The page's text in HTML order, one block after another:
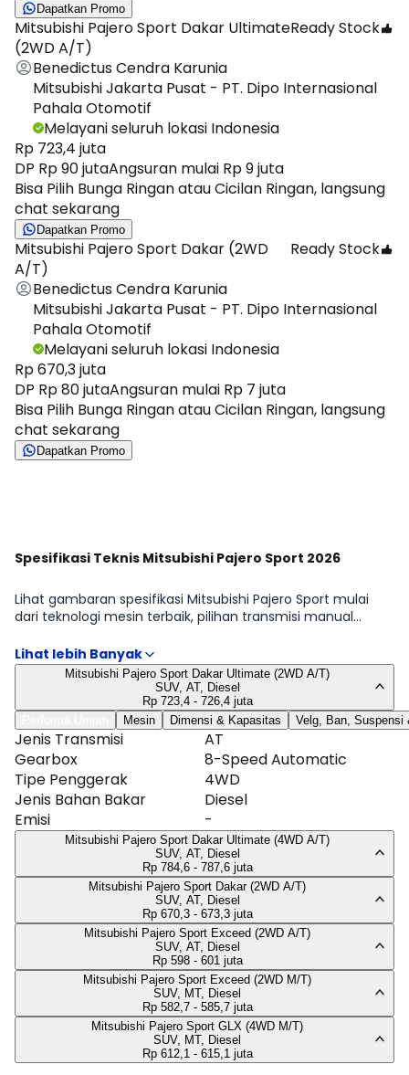
Dapatkan Promo
Mitsubishi Pajero Sport Dakar Ultimate
(2WD A/T)
Ready Stock
Benedictus Cendra Karunia
Mitsubishi Jakarta Pusat - PT. Dipo Internasional
Pahala Otomotif
Melayani seluruh lokasi Indonesia
Rp 723,4 juta
DP Rp 90 jutaAngsuran mulai Rp 9 juta
Bisa Pilih Bunga Ringan atau Cicilan Ringan, langsung
chat sekarang
Dapatkan Promo
Mitsubishi Pajero Sport Dakar (2WD
A/T)
Ready Stock
Benedictus Cendra Karunia
Mitsubishi Jakarta Pusat - PT. Dipo Internasional
Pahala Otomotif
Melayani seluruh lokasi Indonesia
Rp 670,3 juta
DP Rp 80 jutaAngsuran mulai Rp 7 juta
Bisa Pilih Bunga Ringan atau Cicilan Ringan, langsung
chat sekarang
Dapatkan Promo
Spesifikasi Teknis Mitsubishi Pajero Sport 2026
Lihat gambaran spesifikasi Mitsubishi Pajero Sport mulai
dari teknologi mesin terbaik, pilihan transmisi manual
ukuran ban. Kami fokus pada hal yang memengaruhi
penggunaan sehari-hari: efisiensi, kemudahan manuver,
dan perawatan. Tabel lengkap tersedia di halaman
Spesifikasi Mitsubishi Pajero Sport.
Mitsubishi Pajero Sport Dakar Ultimate (2WD A/T)
SUV, AT, Diesel
Rp 723,4 - 726,4 juta
Mesin Dimensi & Kapasitas Velg, Ban, Suspensi
Jenis Transmisi
AT
Gearbox
8-Speed Automatic
Tipe Penggerak
4WD
Jenis Bahan Bakar
Diesel
Emisi
-
Mitsubishi Pajero Sport Dakar Ultimate (4WD A/T)
SUV, AT, Diesel
Rp 784,6 - 787,6 juta
Mitsubishi Pajero Sport Dakar (2WD A/T)
SUV, AT, Diesel
Rp 670,3 - 673,3 juta
Mitsubishi Pajero Sport Exceed (2WD A/T)
SUV, AT, Diesel
Rp 598 - 601 juta
Mitsubishi Pajero Sport Exceed (2WD M/T)
SUV, MT, Diesel
Rp 582,7 - 585,7 juta
Mitsubishi Pajero Sport GLX (4WD M/T)
SUV, MT, Diesel
Rp 612,1 - 615,1 juta